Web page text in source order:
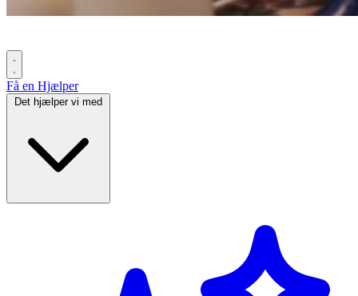
Få en Hjælper
Det hjælper vi med